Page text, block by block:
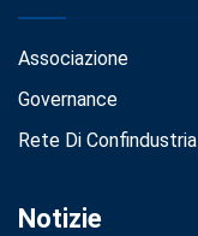
Associazione
Governance
Rete Di Confindustria
Notizie